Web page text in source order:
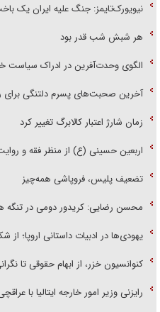
نیویورک‌تایمز: جنگ علیه ایران یک
هر شبش شب قدر بود
الگوی وحدت‌آفرین در ادراک سیاست
آخرین صحبت‌های پسرم دلتنگی برای
زمان شارژ اعتبار کالابرگ تغییر کرد
اربعین حسینی (ع) از منظر فقه و
تضعیف پلیس، فروپاشی همه‌چیز
محسن رضایی: کریدور دومی در تنگه
یهودی‌ها در ادبیات داستانی اروپا؛ از
کنوانسیون خزر، از ابهام حقوقی تا
رایزنی وزیر امور خارجه ایتالیا با